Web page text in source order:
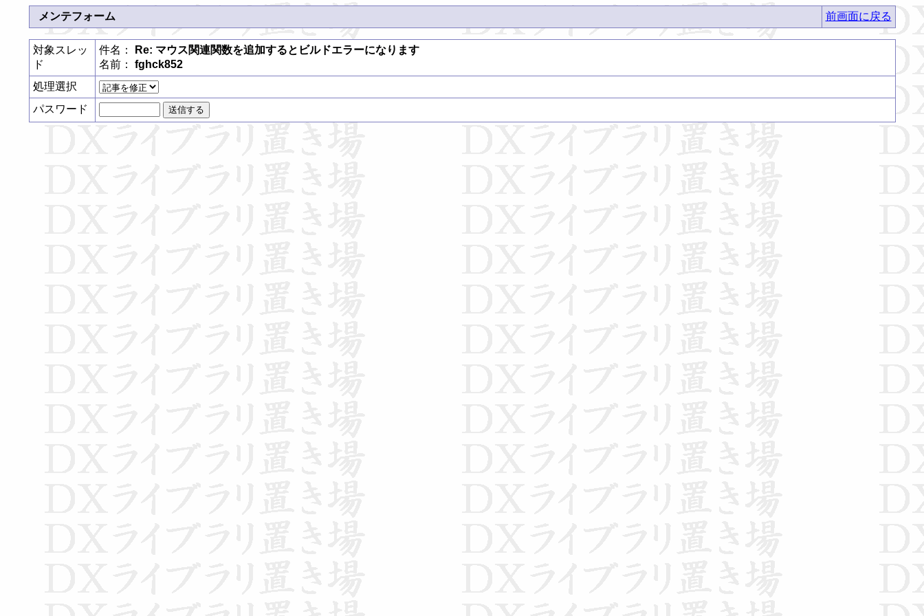
メンテフォーム 前画面に戻る
対象スレッ
ド
件名：
Re: マウス関連関数を追加するとビルドエラーになります
名前： fghck852
処理選択
パスワード